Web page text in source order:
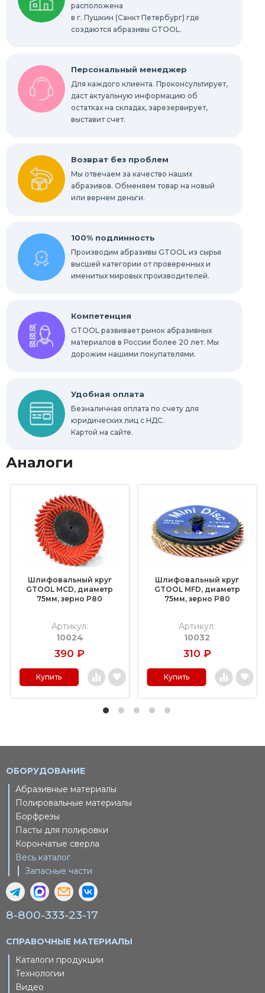
Радиальные шлифовальные круги
Конволютные круги
Абразивы для обработки труднодоступных
мест
расположена
в г. Пушкин (Санкт Петербург) где
создаются абразивы GTOOL.
Персональный менеджер
Для каждого клиента. Проконсультирует,
даст актуальную информацию об
остатках на складах, зарезервирует,
выставит счет.
Возврат без проблем
Мы отвечаем за качество наших
абразивов. Обменяем товар на новый
или вернем деньги.
100% подлинность
Производим абразивы GTOOL из сырья
высшей категории от проверенных и
именитых мировых производителей.
Компетенция
GTOOL развивает рынок абразивных
материалов в России более 20 лет. Мы
дорожим нашими покупателями.
Удобная оплата
Безналичная оплата по счету для
юридических лиц с НДС.
Картой на сайте.
Аналоги
Шлифовальный круг
GTOOL MCD, диаметр
75мм, зерно P80
Артикул:
10024
390 ₽
Купить
Шлифовальный круг
GTOOL MFD, диаметр
75мм, зерно P80
Артикул:
10032
310 ₽
Купить
ОБОРУДОВАНИЕ
Абразивные материалы
Полировальные материалы
Борфрезы
Пасты для полировки
Корончатые сверла
Весь каталог
Запасные части
8-800-333-23-17
СПРАВОЧНЫЕ МАТЕРИАЛЫ
Каталоги продукции
Технологии
Видео